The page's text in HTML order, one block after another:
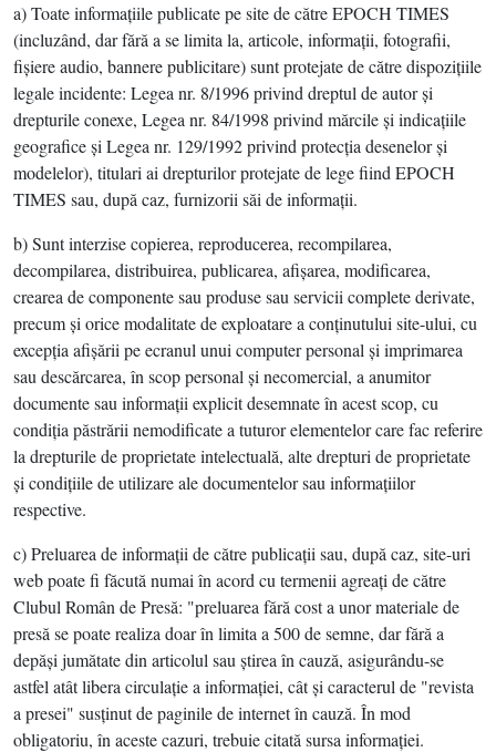
a) Toate informaţiile publicate pe site de către EPOCH TIMES
(incluzând, dar fără a se limita la, articole, informaţii, fotografii,
fişiere audio, bannere publicitare) sunt protejate de către dispoziţiile
legale incidente: Legea nr. 8/1996 privind dreptul de autor şi
drepturile conexe, Legea nr. 84/1998 privind mărcile şi indicaţiile
geografice şi Legea nr. 129/1992 privind protecţia desenelor şi
modelelor), titulari ai drepturilor protejate de lege fiind EPOCH
TIMES sau, după caz, furnizorii săi de informaţii.
b) Sunt interzise copierea, reproducerea, recompilarea,
decompilarea, distribuirea, publicarea, afişarea, modificarea,
crearea de componente sau produse sau servicii complete derivate,
precum şi orice modalitate de exploatare a conţinutului site-ului, cu
excepţia afişării pe ecranul unui computer personal şi imprimarea
sau descărcarea, în scop personal şi necomercial, a anumitor
documente sau informaţii explicit desemnate în acest scop, cu
condiţia păstrării nemodificate a tuturor elementelor care fac referire
la drepturile de proprietate intelectuală, alte drepturi de proprietate
şi condiţiile de utilizare ale documentelor sau informaţiilor
respective.
c) Preluarea de informaţii de către publicaţii sau, după caz, site-uri
web poate fi făcută numai în acord cu termenii agreaţi de către
Clubul Român de Presă: "preluarea fără cost a unor materiale de
presă se poate realiza doar în limita a 500 de semne, dar fără a
depăşi jumătate din articolul sau ştirea în cauză, asigurându-se
astfel atât libera circulaţie a informaţiei, cât şi caracterul de "revista
a presei" susţinut de paginile de internet în cauză. În mod
obligatoriu, în aceste cazuri, trebuie citată sursa informaţiei.